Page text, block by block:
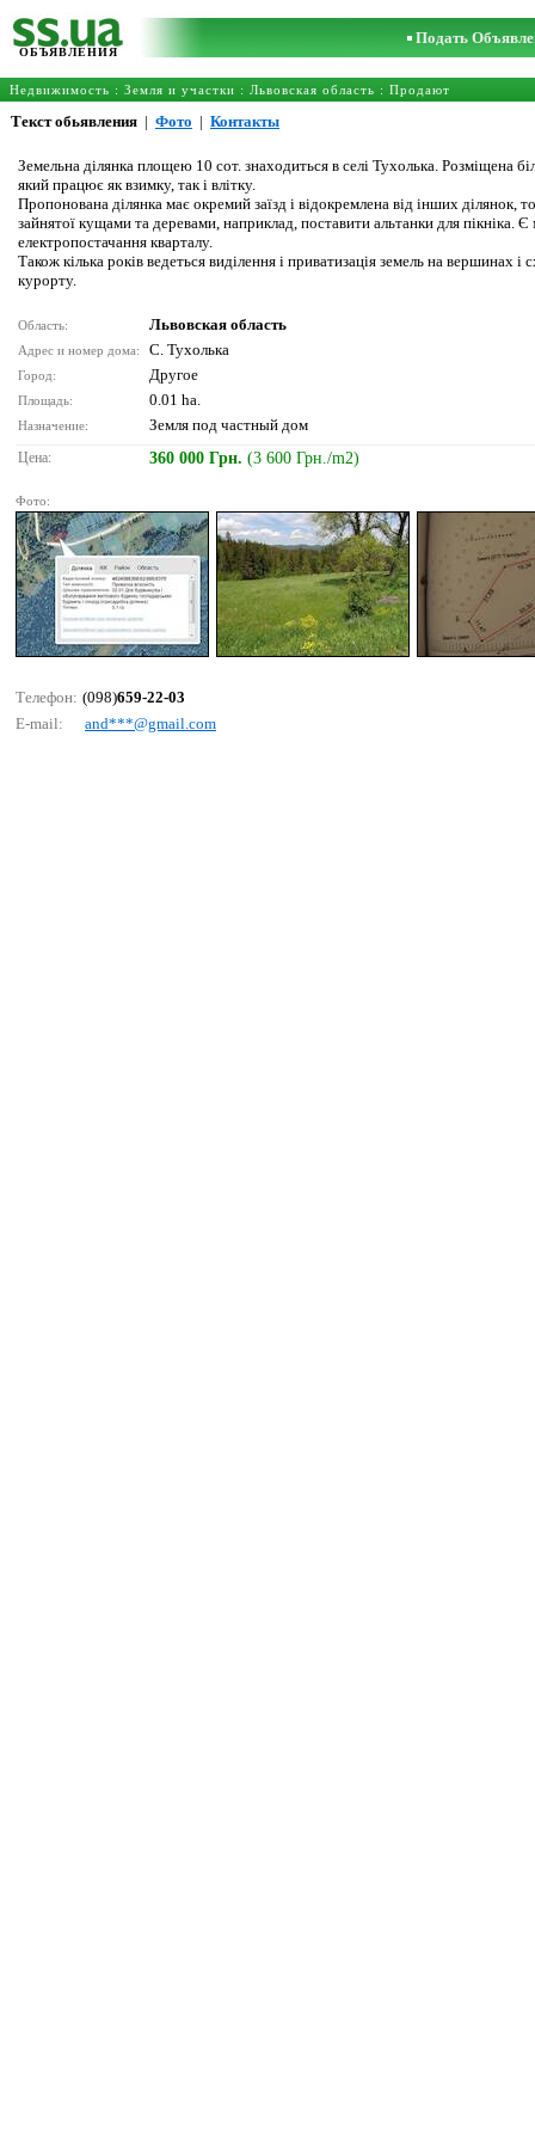
ОБЪЯВЛЕНИЯ
Подать
Недвижимость : Земля и участки : Львовская область : Продают
Текст обьявления | Фото | Контакты
Земельна ділянка площею 10 сот. знаходиться в селі Тухолька. Розміщена
який працює як взимку, так і влітку.
Пропонована ділянка має окремий заїзд і відокремлена від інших ділянок,
зайнятої кущами та деревами, наприклад, поставити альтанки для
електропостачання кварталу.
Також кілька років ведеться виділення і приватизація земель на вершинах
курорту.
Область: Львовская область
Адрес и номер дома: С. Тухолька
Город: Другое
Площадь: 0.01 ha.
Назначение: Земля под частный дом
Цена: 360 000 Грн. (3 600 Грн./m2)
Фото:
Телефон: (098)659-22-03
E-mail:
аnd***@gmаil.соm